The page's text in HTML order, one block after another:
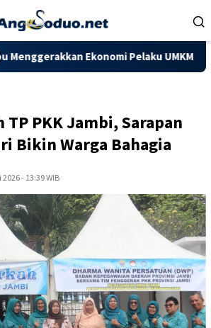
Ekonomi Pelaku UMKM Dorong
PKK Jambi, Sarapan
Bikin Warga Bahagia
- 13:39 WIB